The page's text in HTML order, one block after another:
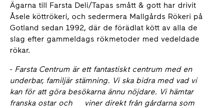
Ägarna till Farsta Deli/Tapas smått & gott har drivit
Åsele köttrökeri, och sedermera Mallgårds Rökeri på
Gotland sedan 1992, där de förädlat kött av alla de
slag efter gammeldags rökmetoder med vedeldade
rökar.
- Farsta Centrum är ett fantastiskt centrum med en
underbar, familjär stämning. Vi ska bidra med vad vi
kan för att göra besökarna ännu nöjdare. Vi hämtar
franska ostar och viner direkt från gårdarna som